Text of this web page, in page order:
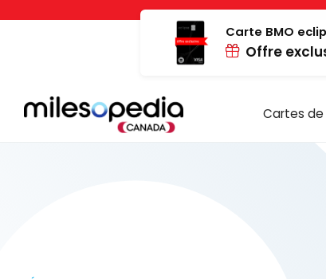
Panneau de gestion des cookies
Carte BMO
Offre
Cartes